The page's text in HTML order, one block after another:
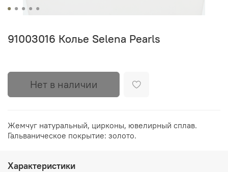
91003016 Колье Selena Pearls
Нет в наличии
Жемчуг натуральный, цирконы, ювелирный сплав.
Гальваническое покрытие: золото.
Характеристики